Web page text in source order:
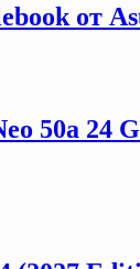
от
50a 24